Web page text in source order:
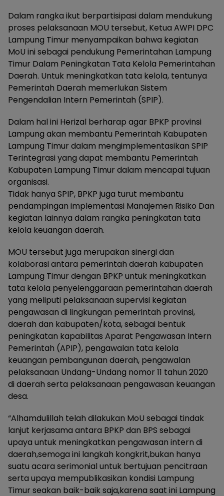
Dalam rangka ikut berpartisipasi dalam mendukung
proses pelaksanaan MOU tersebut, Ketua AWPI DPC
Lampung Timur menyampaikan bahwa kegiatan
MoU ini sebagai pendukung Pemerintahan Lampung
Timur Dalam Peningkatan Tata Kelola Pemerintahan
Daerah. Untuk meningkatkan tata kelola, tentunya
Pemerintah Daerah memerlukan Sistem
Pengendalian Intern Pemerintah (SPIP).
Dalam hal ini Herizal berharap agar BPKP provinsi
Lampung akan membantu Pemerintah Kabupaten
Lampung Timur dalam mengimplementasikan SPIP
Terintegrasi yang dapat membantu Pemerintah
Kabupaten Lampung Timur dalam mencapai tujuan
organisasi.
Tidak hanya SPIP, BPKP juga turut membantu
pendampingan implementasi Manajemen Risiko Dan
kegiatan lainnya dalam rangka peningkatan tata
kelola keuangan daerah.
MOU tersebut juga merupakan sinergi dan
kolaborasi antara pemerintah daerah kabupaten
Lampung Timur dengan BPKP untuk meningkatkan
tata kelola penyelenggaraan pemerintahan daerah
yang meliputi pelaksanaan supervisi kegiatan
pengawasan di lingkungan pemerintah provinsi,
daerah dan kabupaten/kota, sebagai bentuk
peningkatan kapabilitas Aparat Pengawasan Intern
Pemerintah (APIP), pengawalan tata kelola
keuangan pembangunan daerah, pengawalan
pelaksanaan Undang-Undang nomor 11 tahun 2020
di daerah serta pelaksanaan pengawasan keuangan
desa.
“Alhamdulillah telah dilakukan MoU sebagai tindak
lanjut kerjasama antara BPKP dan BPS sebagai
upaya untuk meningkatkan pengawasan intern di
daerah,semoga ini langkah kongkrit,bukan hanya
suatu acara serimonial untuk bertujuan pencitraan
serta upaya mempublikasikan kondisi Lampung
Timur seakan baik-baik saja,karena saat ini Lampung